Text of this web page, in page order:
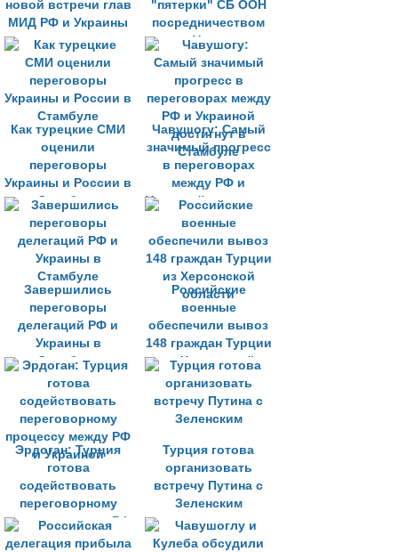
новой встречи глав
МИД РФ и Украины
"пятерки" СБ ООН
посредничеством
по Украине
Как турецкие СМИ
оценили
переговоры
Украины и России в
Стамбуле
Чавушогу: Самый
значимый прогресс
в переговорах
между РФ и
Украиной достигнут
в Стамбуле
Завершились
переговоры
делегаций РФ и
Украины в
Стамбуле
Российские
военные
обеспечили вывоз
148 граждан Турции
из Херсонской
области
Эрдоган: Турция
готова
содействовать
переговорному
процессу между РФ
и Украиной
Турция готова
организовать
встречу Путина с
Зеленским